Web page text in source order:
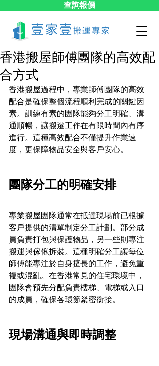
查詢報價
香港搬屋師傅團隊的高效配
合方式
香港搬屋過程中，專業師傅團隊的高效
配合是確保整個流程順利完成的關鍵因
素。訓練有素的團隊能夠分工明確、溝
通順暢，讓搬遷工作在有限時間內有序
進行。這種高效配合不僅提升作業速
度，更保障物品安全與客戶安心。
團隊分工的明確安排
專業搬屋團隊通常在抵達現場前已根據
客戶提供的清單制定分工計劃。部分成
員負責打包與保護物品，另一些則專注
搬運與傢俬拆裝。這種明確分工讓每位
師傅能專注於自身擅長的工作，避免重
複或混亂。在香港常見的住宅環境中，
團隊會預先分配負責樓梯、電梯或入口
的成員，確保各環節緊密銜接。
現場溝通與即時調整